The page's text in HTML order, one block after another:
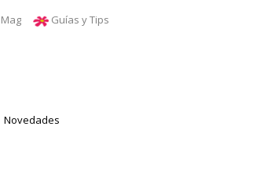
Mag Guías y Tips
Novedades